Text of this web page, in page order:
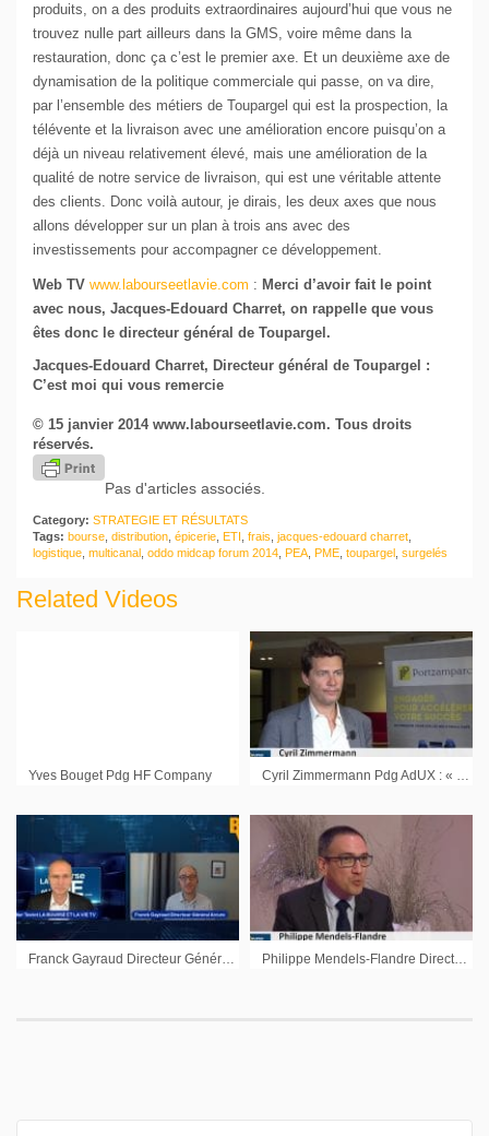
produits, on a des produits extraordinaires aujourd’hui que vous ne
trouvez nulle part ailleurs dans la GMS, voire même dans la
restauration, donc ça c’est le premier axe. Et un deuxième axe de
dynamisation de la politique commerciale qui passe, on va dire,
par l’ensemble des métiers de Toupargel qui est la prospection, la
télévente et la livraison avec une amélioration encore puisqu’on a
déjà un niveau relativement élevé, mais une amélioration de la
qualité de notre service de livraison, qui est une véritable attente
des clients. Donc voilà autour, je dirais, les deux axes que nous
allons développer sur un plan à trois ans avec des
investissements pour accompagner ce développement.
Web TV www.labourseetlavie.com : Merci d’avoir fait le point
avec nous, Jacques-Edouard Charret, on rappelle que vous
êtes donc le directeur général de Toupargel.
Jacques-Edouard Charret, Directeur général de Toupargel :
C’est moi qui vous remercie
© 15 janvier 2014 www.labourseetlavie.com. Tous droits
réservés.
Pas d'articles associés.
Category: STRATEGIE ET RÉSULTATS
Tags: bourse distribution épicerie ETI frais jacques-edouard charret
logistique multicanal oddo midcap forum 2014 PEA PME toupargel surgelés
Related Videos
Yves Bouget Pdg HF Company Cyril Zimmermann Pdg AdUX : « Le nouveau périmètre est en croissance »